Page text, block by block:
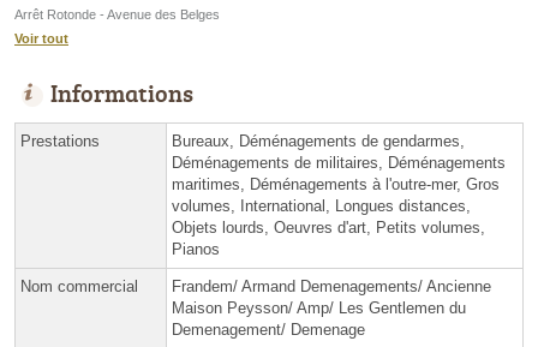
Arrêt Rotonde - Avenue des Belges
Voir tout
Informations
Prestations
Bureaux, Déménagements de gendarmes,
Déménagements de militaires, Déménagements
maritimes, Déménagements à l'outre-mer, Gros
volumes, International, Longues distances,
Objets lourds, Oeuvres d'art, Petits volumes,
Pianos
Nom commercial
Frandem/ Armand Demenagements/ Ancienne
Maison Peysson/ Amp/ Les Gentlemen du
Demenagement/ Demenage